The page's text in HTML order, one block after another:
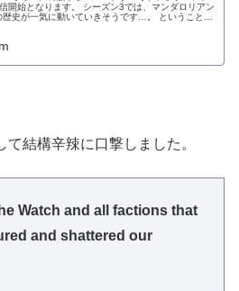
開始となります。 シーズン3では、マンダロリアン
歴史が一気に動いていきそうです…。 ということ
結構辛辣に口撃しました。
Watch and all factions that
and shattered our